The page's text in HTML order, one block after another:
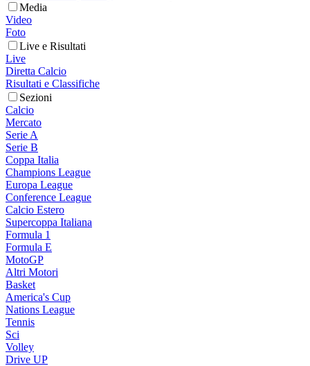
Media
Video
Foto
Live e Risultati
Live
Diretta Calcio
Risultati e Classifiche
Sezioni
Calcio
Mercato
Serie A
Serie B
Coppa Italia
Champions League
Europa League
Conference League
Calcio Estero
Supercoppa Italiana
Formula 1
Formula E
MotoGP
Altri Motori
Basket
America's Cup
Nations League
Tennis
Sci
Volley
Drive UP